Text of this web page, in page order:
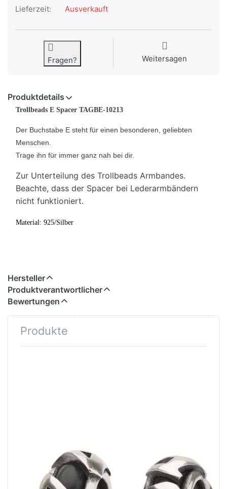
Lieferzeit: Ausverkauft
Fragen? Weitersagen
Produktdetails
Trollbeads E Spacer TAGBE-10213
Der Buchstabe E steht für einen besonderen, geliebten
Menschen.
Trage ihn für immer ganz nah bei dir.
Zur Unterteilung des Trollbeads Armbandes.
Beachte, dass der Spacer bei Lederarmbändern
nicht funktioniert.
Material: 925/Silber
Hersteller
Produktverantwortlicher
Bewertungen
Produkte
Trollbeads A
Spacer TAGBE-
Trollbeads B
Spacer TAGBE-